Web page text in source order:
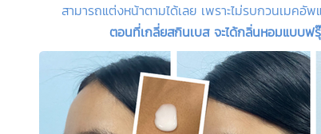
สามารถแต่งหน้าตามได้เลย เพราะไม่รบกวนเมค
ตอนที่เกลี่ยสกินเบส จะได้กลิ่นหอมแบบฟ